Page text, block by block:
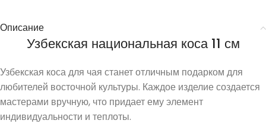
Описание
Узбекская национальная коса 11 см
Узбекская коса для чая станет отличным подарком для
любителей восточной культуры. Каждое изделие создается
мастерами вручную, что придает ему элемент
индивидуальности и теплоты.